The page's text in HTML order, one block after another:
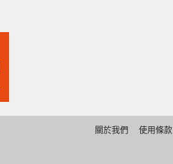
關於我們 使用條款